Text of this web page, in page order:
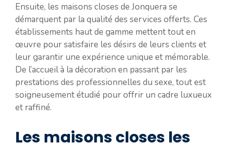
Ensuite, les maisons closes de Jonquera se
démarquent par la qualité des services offerts. Ces
établissements haut de gamme mettent tout en
œuvre pour satisfaire les désirs de leurs clients et
leur garantir une expérience unique et mémorable.
De l’accueil à la décoration en passant par les
prestations des professionnelles du sexe, tout est
soigneusement étudié pour offrir un cadre luxueux
et raffiné.
Les maisons closes les